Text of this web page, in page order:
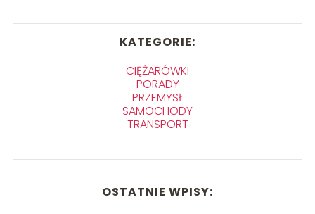
KATEGORIE:
CIĘŻARÓWKI
PORADY
PRZEMYSŁ
SAMOCHODY
TRANSPORT
OSTATNIE WPISY: